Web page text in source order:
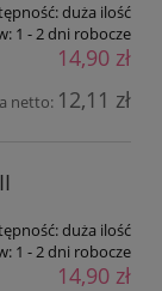
duża ilość
1 - 2 dni robocze
14,90 zł
netto: 12,11 zł
duża ilość
1 - 2 dni robocze
14,90 zł